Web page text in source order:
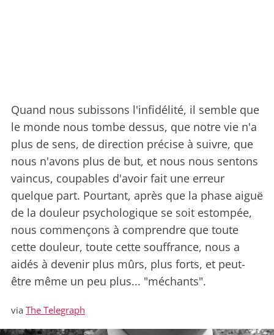
Quand nous subissons l'infidélité, il semble que
le monde nous tombe dessus, que notre vie n'a
plus de sens, de direction précise à suivre, que
nous n'avons plus de but, et nous nous sentons
vaincus, coupables d'avoir fait une erreur
quelque part. Pourtant, après que la phase aiguë
de la douleur psychologique se soit estompée,
nous commençons à comprendre que toute
cette douleur, toute cette souffrance, nous a
aidés à devenir plus mûrs, plus forts, et peut-
être même un peu plus... "méchants".
via The Telegraph